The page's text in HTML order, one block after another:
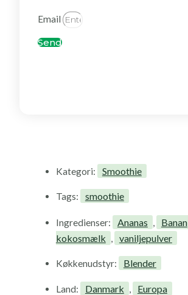
Email
Send
Kategori: Smoothie
Tags: smoothie
Ingredienser: Ananas Banan
kokosmælk
vaniljepulver
Køkkenudstyr: Blender
Land: Danmark Europa